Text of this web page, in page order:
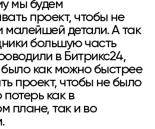
мы будем
проект, чтобы не
малейшей детали. А так
большую часть
в Битрикс24,
как можно быстрее
проект, чтобы не было
потерь как в
плане, так и во